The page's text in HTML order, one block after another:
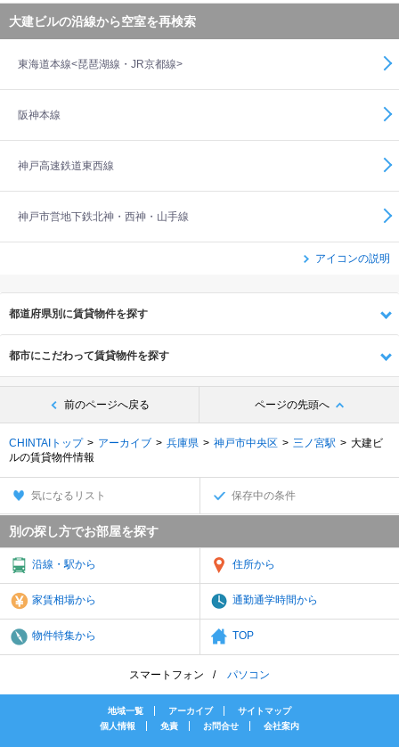
大建ビルの沿線から空室を再検索
東海道本線<琵琶湖線・JR京都線>
阪神本線
神戸高速鉄道東西線
神戸市営地下鉄北神・西神・山手線
アイコンの説明
都道府県別に賃貸物件を探す
都市にこだわって賃貸物件を探す
前のページへ戻る ページの先頭へ
CHINTAIトップ アーカイブ 兵庫県 神戸市中央区 三ノ宮駅
大建ビ
ルの賃貸物件情報
気になるリスト 保存中の条件
別の探し方でお部屋を探す
沿線・駅から 住所から
家賃相場から 通勤通学時間から
物件特集から TOP
スマートフォン パソコン
地域一覧 アーカイブ
サイトマップ
個人情報
免責 お問合せ 会社案内